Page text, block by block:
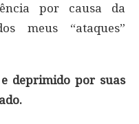
por causa da
meus “ataques”
deprimido por suas